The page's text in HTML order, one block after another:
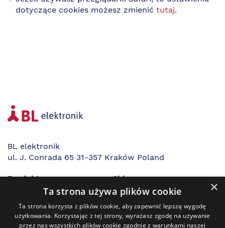
dotyczące cookies możesz zmienić tutaj.
BL elektronik
ul. J. Conrada 65 31-357 Kraków Poland
Produkty
Sklep
Regulamin sklepu
O firmie
Ochrona danych
osobowych
×
Ta strona używa plików cookie
Ta strona korzysta z plików cookie, aby zapewnić lepszą wygodę
użytkowania. Korzystając z tej strony, wyrażasz zgodę na używanie
przez nas wszystkich plików cookie zgodnie z warunkami naszej